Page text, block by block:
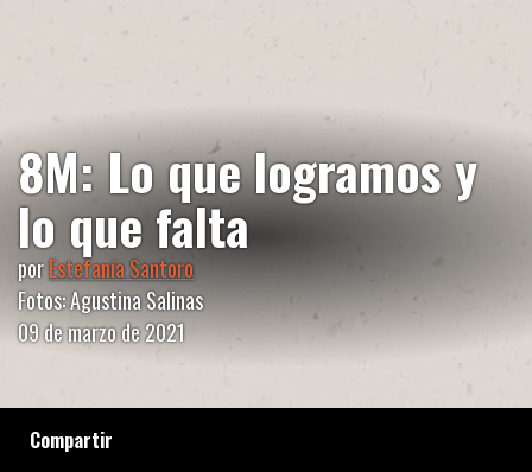
Compartir
8M: Lo que logramos y
lo que falta
porEstefanía Santoro
Fotos: Agustina Salinas
09 de marzo de 2021